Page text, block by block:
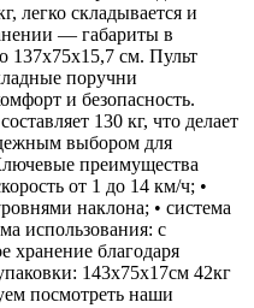
легко складывается и
— габариты в
137х75х15,7 см. Пульт
поручни
и безопасность.
130 кг, что делает
выбором для
преимущества
от 1 до 14 км/ч; •
наклона; • система
использования: с
хранение благодаря
143х75х17см 42кг
посмотреть наши